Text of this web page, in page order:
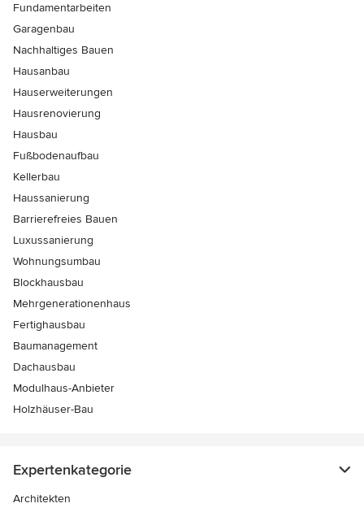
Fundamentarbeiten
Garagenbau
Nachhaltiges Bauen
Hausanbau
Hauserweiterungen
Hausrenovierung
Hausbau
Fußbodenaufbau
Kellerbau
Haussanierung
Barrierefreies Bauen
Luxussanierung
Wohnungsumbau
Blockhausbau
Mehrgenerationenhaus
Fertighausbau
Baumanagement
Dachausbau
Modulhaus-Anbieter
Holzhäuser-Bau
Expertenkategorie
Architekten